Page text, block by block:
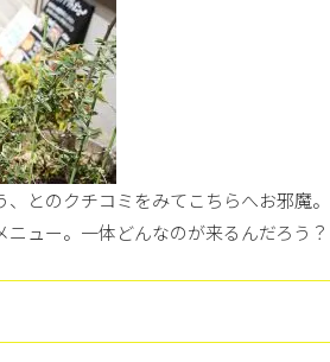
とのクチコミをみてこちらへお邪魔
ュー。一体どんなのが来るんだろう？